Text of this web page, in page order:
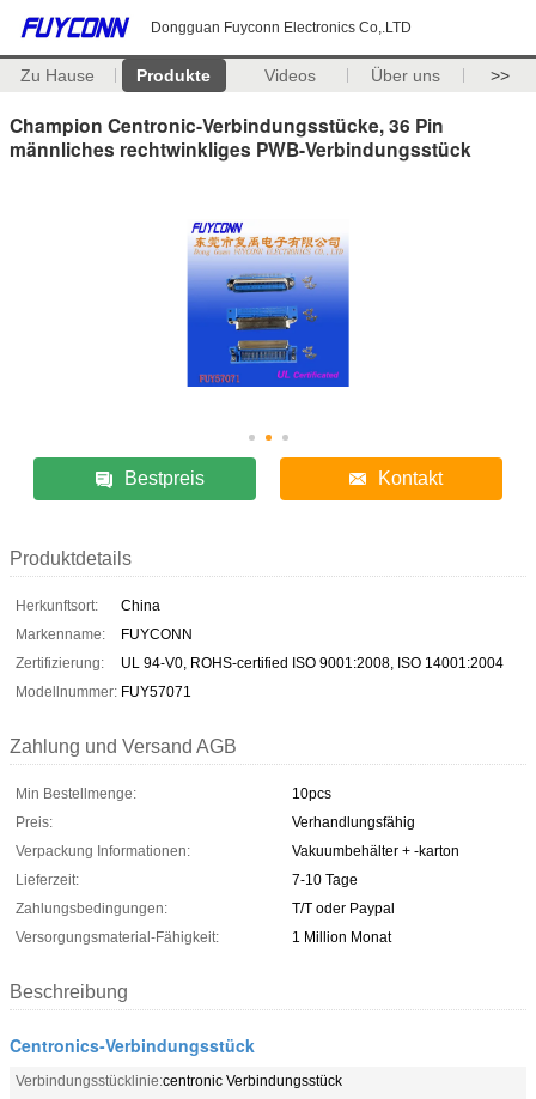
Dongguan Fuyconn Electronics Co,.LTD
Zu Hause Produkte Videos Über uns >>
Champion Centronic-Verbindungsstücke, 36 Pin
männliches rechtwinkliges PWB-Verbindungsstück
Bestpreis Kontakt
Produktdetails
Herkunftsort:
China
Markenname:
FUYCONN
Zertifizierung:
UL 94-V0, ROHS-certified ISO 9001:2008, ISO 14001:2004
Modellnummer: FUY57071
Zahlung und Versand AGB
Min Bestellmenge:
10pcs
Preis:
Verhandlungsfähig
Verpackung Informationen:
Vakuumbehälter + -karton
Lieferzeit:
7-10 Tage
Zahlungsbedingungen:
T/T oder Paypal
Versorgungsmaterial-Fähigkeit:
1 Million Monat
Beschreibung
Centronics-Verbindungsstück
Verbindungsstücklinie:centronic Verbindungsstück